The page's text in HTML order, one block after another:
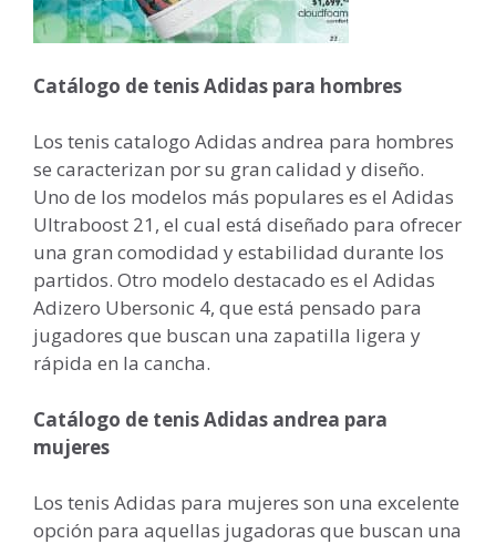
Catálogo de tenis Adidas para hombres
Los tenis catalogo Adidas andrea para hombres
se caracterizan por su gran calidad y diseño.
Uno de los modelos más populares es el Adidas
Ultraboost 21, el cual está diseñado para ofrecer
una gran comodidad y estabilidad durante los
partidos. Otro modelo destacado es el Adidas
Adizero Ubersonic 4, que está pensado para
jugadores que buscan una zapatilla ligera y
rápida en la cancha.
Catálogo de tenis Adidas andrea para
mujeres
Los tenis Adidas para mujeres son una excelente
opción para aquellas jugadoras que buscan una